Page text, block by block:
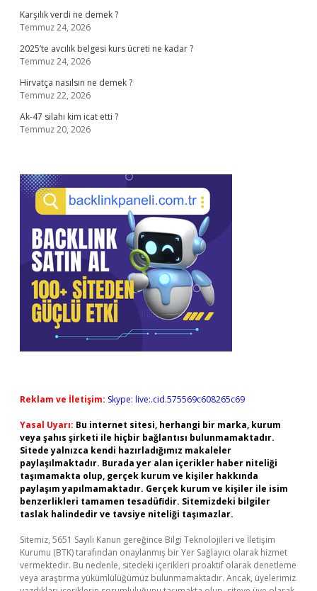
Karşılık verdi ne demek ?
Temmuz 24, 2026
2025’te avcılık belgesi kurs ücreti ne kadar ?
Temmuz 24, 2026
Hirvatça nasılsın ne demek ?
Temmuz 22, 2026
Ak-47 silahı kim icat etti ?
Temmuz 20, 2026
Reklam ve İletişim: Skype: live:.cid.575569c608265c69
Yasal Uyarı: Bu internet sitesi, herhangi bir marka, kurum
veya şahıs şirketi ile hiçbir bağlantısı bulunmamaktadır.
Sitede yalnızca kendi hazırladığımız makaleler
paylaşılmaktadır. Burada yer alan içerikler haber niteliği
taşımamakta olup, gerçek kurum ve kişiler hakkında
paylaşım yapılmamaktadır. Gerçek kurum ve kişiler ile isim
benzerlikleri tamamen tesadüfidir. Sitemizdeki bilgiler
taslak halindedir ve tavsiye niteliği taşımazlar.
Sitemiz, 5651 Sayılı Kanun gereğince Bilgi Teknolojileri ve İletişim
Kurumu (BTK) tarafından onaylanmış bir Yer Sağlayıcı olarak hizmet
vermektedir. Bu nedenle, sitedeki içerikleri proaktif olarak denetleme
veya araştırma yükümlülüğümüz bulunmamaktadır. Ancak, üyelerimiz